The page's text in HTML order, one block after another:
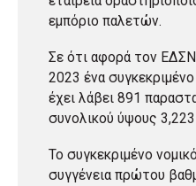
εμπόριο παλετών.
Σε ότι αφορά τον
2023 ένα
έχει λάβει 891
συνολικού ύψους
Το συγκεκριμένο
συγγένεια πρώτου